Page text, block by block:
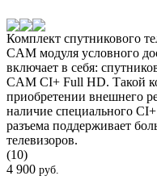
Комплект спутникового
CAM модуля условного
включает в себя:
CAM CI+ Full HD. Такой
приобретении внешнего
наличие специального
разъема поддерживает
телевизоров.
(10)
4 900 руб.